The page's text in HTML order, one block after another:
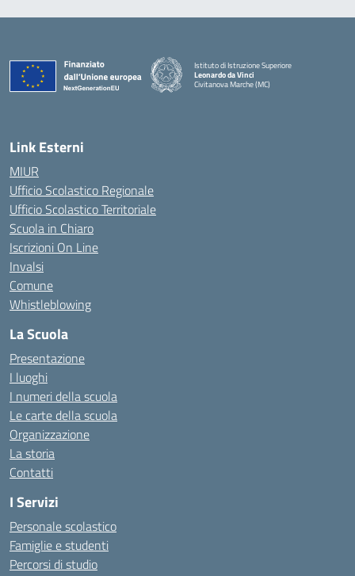
Istituto di Istruzione Superiore
Leonardo da Vinci
Civitanova Marche (MC)
Link Esterni
MIUR
Ufficio Scolastico Regionale
Ufficio Scolastico Territoriale
Scuola in Chiaro
Iscrizioni On Line
Invalsi
Comune
Whistleblowing
La Scuola
Presentazione
I luoghi
I numeri della scuola
Le carte della scuola
Organizzazione
La storia
Contatti
I Servizi
Personale scolastico
Famiglie e studenti
Percorsi di studio